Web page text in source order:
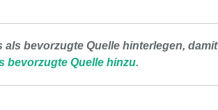
bevorzugte Quelle hinterlegen, damit
bevorzugte Quelle hinzu.